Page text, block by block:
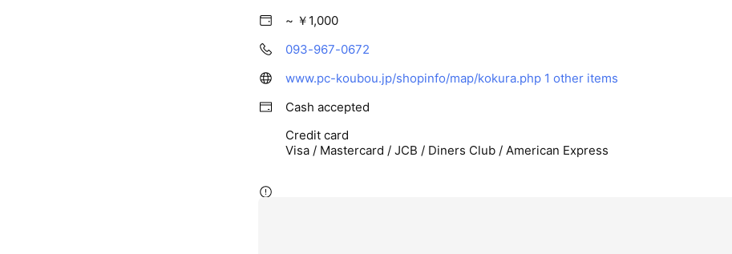
~ ￥1,000
093-967-0672
www.pc-koubou.jp/shopinfo/map/kokura.php 1 other items
Cash accepted
Credit card
Visa / Mastercard / JCB / Diners Club / American Express